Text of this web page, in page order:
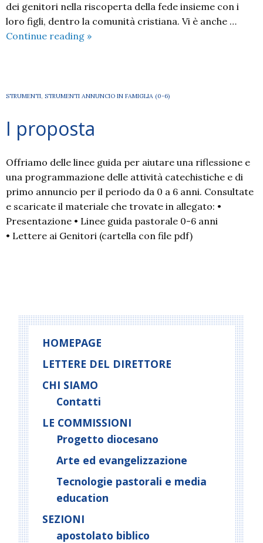
dei genitori nella riscoperta della fede insieme con i
loro figli, dentro la comunità cristiana. Vi è anche …
Continue reading II
»
STRUMENTI, STRUMENTI ANNUNCIO IN FAMIGLIA (0-6)
I proposta
Offriamo delle linee guida per aiutare una riflessione e
una programmazione delle attività catechistiche e di
primo annuncio per il periodo da 0 a 6 anni. Consultate
e scaricate il materiale che trovate in allegato: •
Presentazione • Linee guida pastorale 0-6 anni
• Lettere ai Genitori (cartella con file pdf)
HOMEPAGE
LETTERE DEL DIRETTORE
CHI SIAMO
Contatti
LE COMMISSIONI
Progetto diocesano
Arte ed evangelizzazione
Tecnologie pastorali e media
education
SEZIONI
apostolato biblico